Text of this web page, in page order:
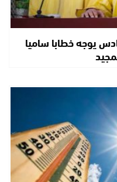
يوجه خطابا ساميا